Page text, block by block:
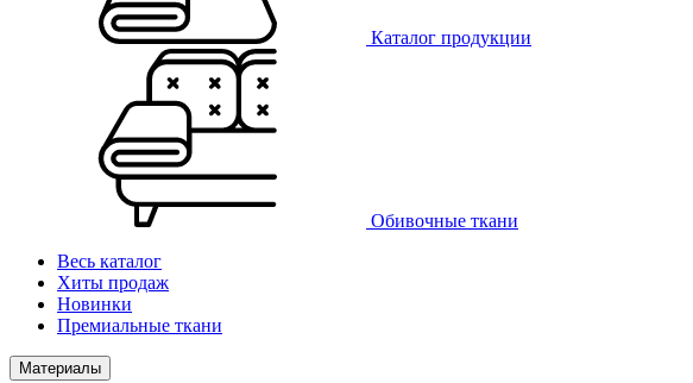
Каталог продукции
Обивочные ткани
Весь каталог
Хиты продаж
Новинки
Премиальные ткани
Материалы